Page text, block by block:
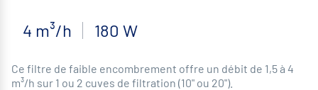
4 m³/h 180 W
Ce filtre de faible encombrement offre un débit de 1,5 à 4
m³/h sur 1 ou 2 cuves de filtration (10" ou 20").